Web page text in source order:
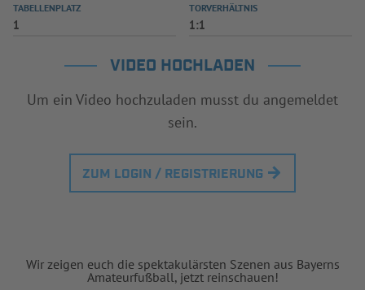
TABELLENPLATZ
1
TORVERHÄLTNIS
1:1
VIDEO HOCHLADEN
Um ein Video hochzuladen musst du angemeldet
sein.
ZUM LOGIN / REGISTRIERUNG
Wir zeigen euch die spektakulärsten Szenen aus Bayerns
Amateurfußball, jetzt reinschauen!